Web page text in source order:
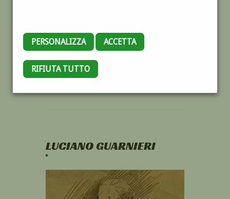
PERSONALIZZA ACCETTA
RIFIUTA TUTTO
LUCIANO GUARNIERI